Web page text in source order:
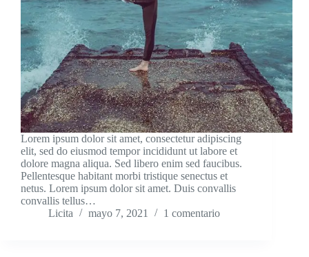
Lorem ipsum dolor sit amet, consectetur adipiscing
elit, sed do eiusmod tempor incididunt ut labore et
dolore magna aliqua. Sed libero enim sed faucibus.
Pellentesque habitant morbi tristique senectus et
netus. Lorem ipsum dolor sit amet. Duis convallis
convallis tellus…
Licita
mayo 7, 2021 1 comentario